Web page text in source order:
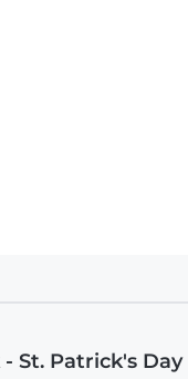
St. Patrick's